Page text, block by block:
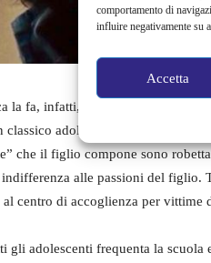
comportamento di
influire negativamente su
Accetta
la fa, infatti, compone canzoni
adolescente di oggi che si
che il figlio compone sono
alle passioni del figlio.
centro di accoglienza per vittime
gli adolescenti frequenta la